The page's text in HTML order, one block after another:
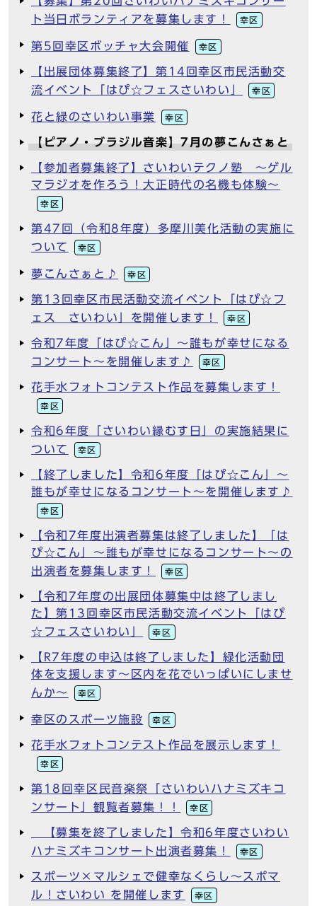
ト当日ボランティアを募集します！
幸区
第5回幸区ボッチャ大会開催 幸区
【出展団体募集終了】第14回幸区市民活動交
流イベント「はぴ☆フェスさいわい」
幸区
花と緑のさいわい事業 幸区
【ピアノ・ブラジル音楽】7月の夢こんさぁと
【参加者募集終了】さいわいテクノ塾 ～ゲル
マラジオを作ろう！大正時代の名機も体験～
幸区
第47回（令和8年度）多摩川美化活動の実施に
ついて
幸区
夢こんさぁと♪ 幸区
第13回幸区市民活動交流イベント「はぴ☆フ
ェス さいわい」を開催します！
幸区
令和7年度「はぴ☆こん」～誰もが幸せになる
コンサート～を開催します♪
幸区
花手水フォトコンテスト作品を募集します！
幸区
令和6年度「さいわい縁むす日」の実施結果に
ついて
幸区
【終了しました】令和6年度「はぴ☆こん」～
誰もが幸せになるコンサート～を開催します♪
幸区
【令和7年度出演者募集は終了しました】「は
ぴ☆こん」～誰もが幸せになるコンサート～の
出演者を募集します！
幸区
【令和7年度の出展団体募集中は終了しまし
た】第13回幸区市民活動交流イベント「はぴ
☆フェスさいわい」
幸区
【R7年度の申込は終了しました】緑化活動団
体を支援します～区内を花でいっぱいにしませ
んか～
幸区
幸区のスポーツ施設 幸区
花手水フォトコンテスト作品を展示します！
幸区
第18回幸区民音楽祭「さいわいハナミズキコ
ンサート」観覧者募集！！
幸区
【募集を終了しました】令和6年度さいわい
ハナミズキコンサート出演者募集！
幸区
スポーツ×マルシェで健幸なくらし～スポマ
ル！さいわい を開催します
幸区